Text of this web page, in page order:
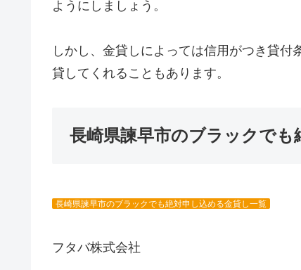
ようにしましょう。
しかし、金貸しによっては信用がつき貸
貸してくれることもあります。
長崎県諫早市のブラックで
長崎県諫早市のブラックでも絶対申し込める金貸し一覧
フタバ株式会社